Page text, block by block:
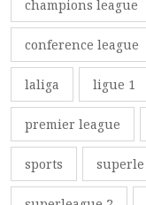
champions league
conference league
laliga ligue 1
premier league
sports superle